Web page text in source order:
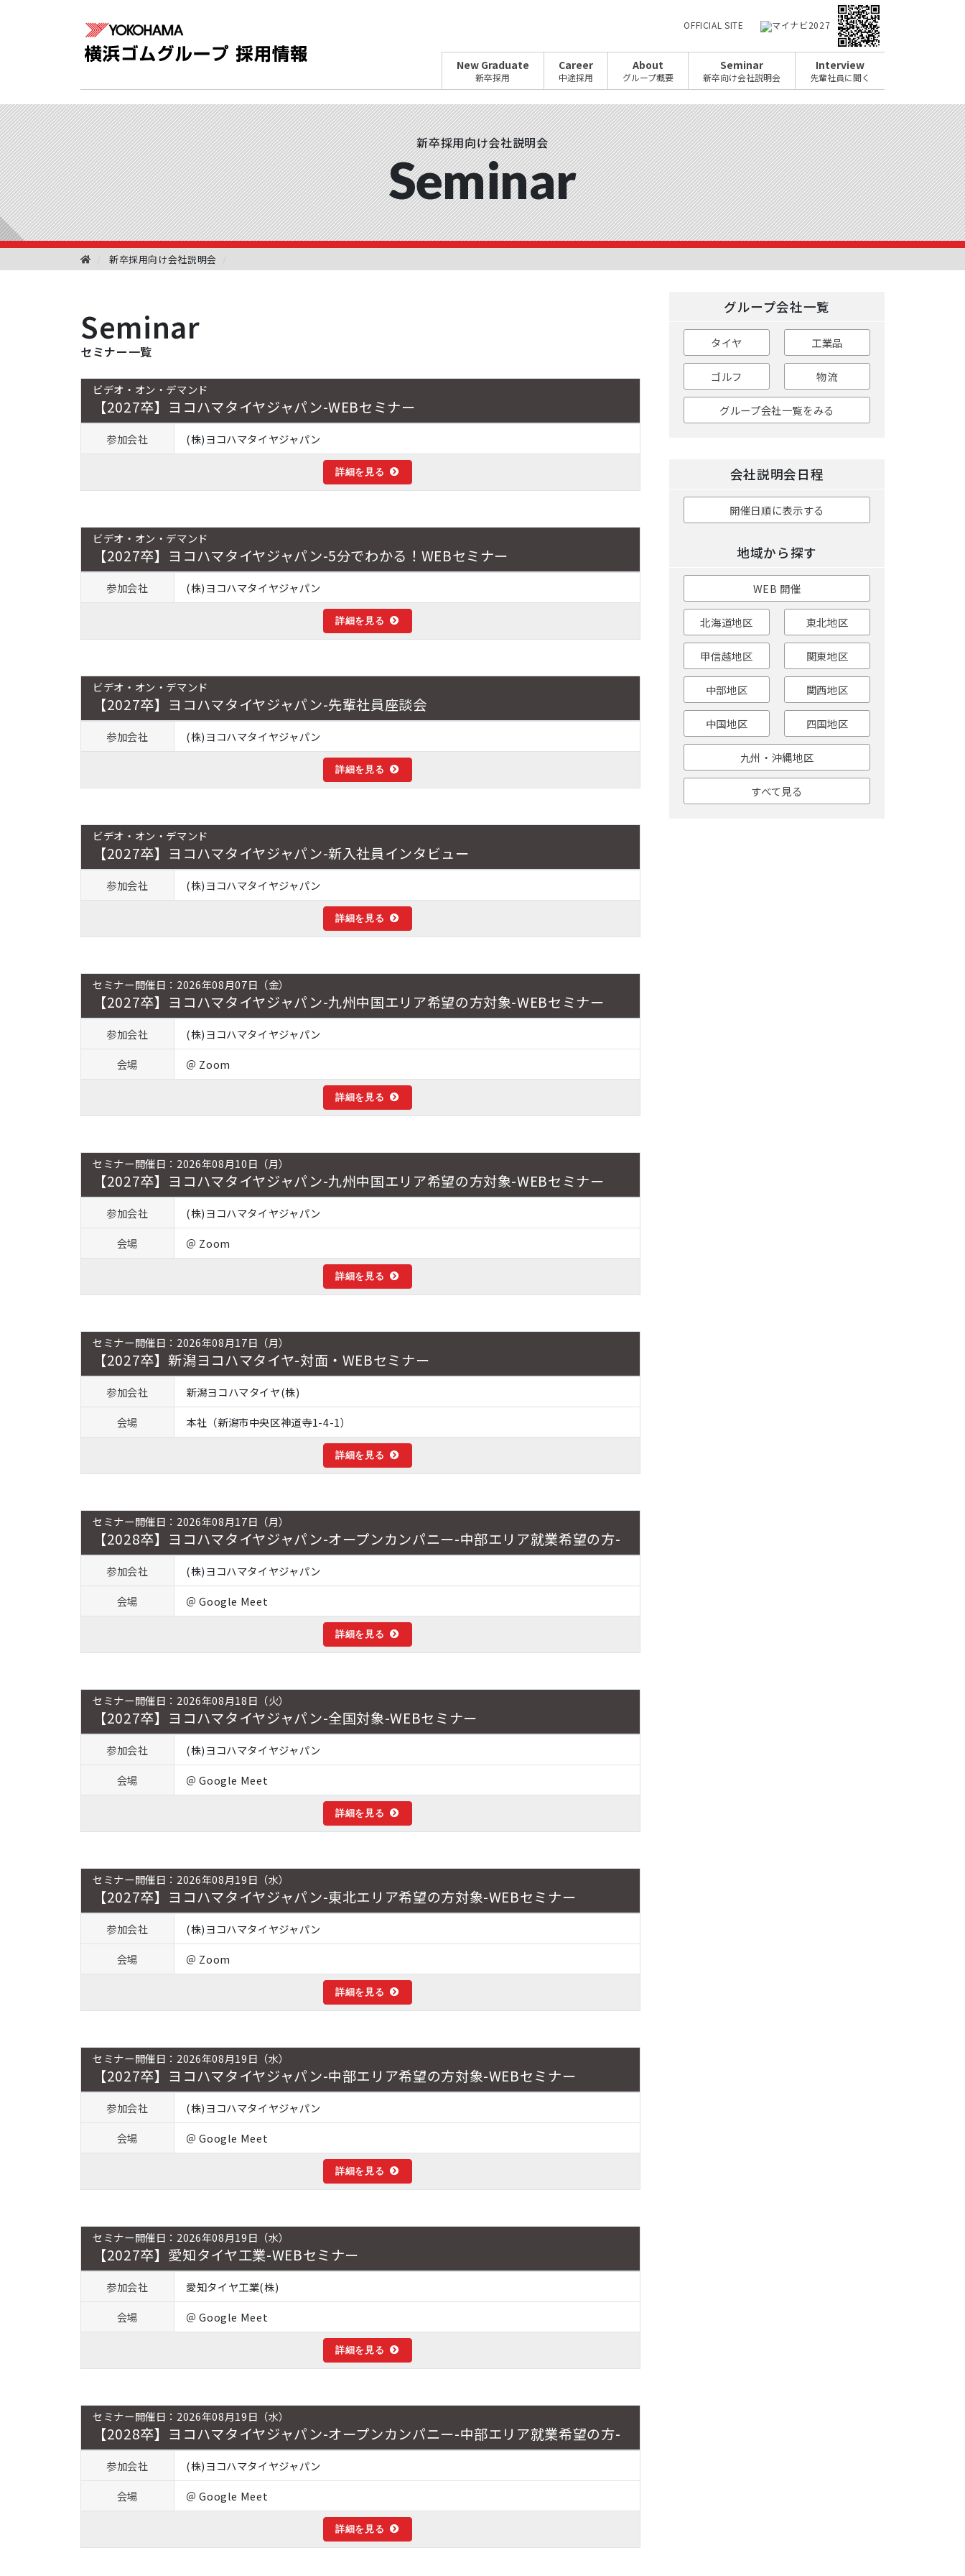
OFFICIAL SITE
New Graduate
新卒採用
Career
中途採用
About
グループ概要
Seminar
新卒向け会社説明会
Interview
先輩社員に聞く
新卒採用向け会社説明会
Seminar
新卒採用向け会社説明会
Seminar
セミナー一覧
ビデオ・オン・デマンド
【2027卒】ヨコハマタイヤジャパン-WEBセミナー
参加会社 (株)ヨコハマタイヤジャパン
詳細を見る
ビデオ・オン・デマンド
【2027卒】ヨコハマタイヤジャパン-5分でわかる！WEBセミナー
参加会社 (株)ヨコハマタイヤジャパン
詳細を見る
ビデオ・オン・デマンド
【2027卒】ヨコハマタイヤジャパン-先輩社員座談会
参加会社 (株)ヨコハマタイヤジャパン
詳細を見る
ビデオ・オン・デマンド
【2027卒】ヨコハマタイヤジャパン-新入社員インタビュー
参加会社 (株)ヨコハマタイヤジャパン
詳細を見る
セミナー開催日：2026年08月07日（金）
【2027卒】ヨコハマタイヤジャパン-九州中国エリア希望の方対象-WEBセミナー
参加会社
(株)ヨコハマタイヤジャパン
会場
＠ Zoom
詳細を見る
セミナー開催日：2026年08月10日（月）
【2027卒】ヨコハマタイヤジャパン-九州中国エリア希望の方対象-WEBセミナー
参加会社
(株)ヨコハマタイヤジャパン
会場
＠ Zoom
詳細を見る
セミナー開催日：2026年08月17日（月）
【2027卒】新潟ヨコハマタイヤ-対面・WEBセミナー
参加会社
新潟ヨコハマタイヤ(株)
会場
本社（新潟市中央区神道寺1-4-1）
詳細を見る
セミナー開催日：2026年08月17日（月）
【2028卒】ヨコハマタイヤジャパン-オープンカンパニー-中部エリア就業希望の方-
参加会社
(株)ヨコハマタイヤジャパン
会場
＠ Google Meet
詳細を見る
セミナー開催日：2026年08月18日（火）
【2027卒】ヨコハマタイヤジャパン-全国対象-WEBセミナー
参加会社
(株)ヨコハマタイヤジャパン
会場
＠ Google Meet
詳細を見る
セミナー開催日：2026年08月19日（水）
【2027卒】ヨコハマタイヤジャパン-東北エリア希望の方対象-WEBセミナー
参加会社
(株)ヨコハマタイヤジャパン
会場
＠ Zoom
詳細を見る
セミナー開催日：2026年08月19日（水）
【2027卒】ヨコハマタイヤジャパン-中部エリア希望の方対象-WEBセミナー
参加会社
(株)ヨコハマタイヤジャパン
会場
＠ Google Meet
詳細を見る
セミナー開催日：2026年08月19日（水）
【2027卒】愛知タイヤ工業-WEBセミナー
参加会社
愛知タイヤ工業(株)
会場
＠ Google Meet
詳細を見る
セミナー開催日：2026年08月19日（水）
【2028卒】ヨコハマタイヤジャパン-オープンカンパニー-中部エリア就業希望の方-
参加会社
(株)ヨコハマタイヤジャパン
会場
＠ Google Meet
詳細を見る
グループ会社一覧
タイヤ 工業品
ゴルフ 物流
グループ会社一覧をみる
会社説明会日程
開催日順に表示する
地域から探す
WEB 開催
北海道地区 東北地区
甲信越地区 関東地区
中部地区 関西地区
中国地区 四国地区
九州・沖縄地区
すべて見る